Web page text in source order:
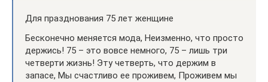
Для празднования 75 лет женщине
Бесконечно меняется мода, Неизменно, что просто
держись! 75 – это вовсе немного, 75 – лишь три
четверти жизнь! Эту четверть, что держим в
запасе, Мы счастливо ее проживем, Проживем мы